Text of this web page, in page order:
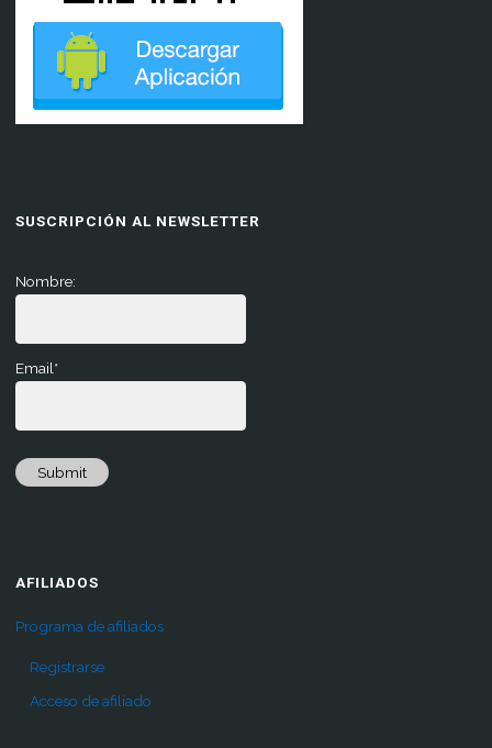
SUSCRIPCIÓN AL NEWSLETTER
Nombre:
Email*
Submit
AFILIADOS
Programa de afiliados
Registrarse
Acceso de afiliado